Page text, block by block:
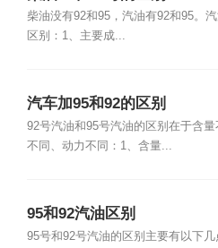
柴油没有92和95，汽油有92和95。
区别：1、主要成...
汽车加95和92的区别
92号汽油和95号汽油的区别在于含量
不同、动力不同：1、含量...
95和92汽油区别
95号和92号汽油的区别主要有以下几